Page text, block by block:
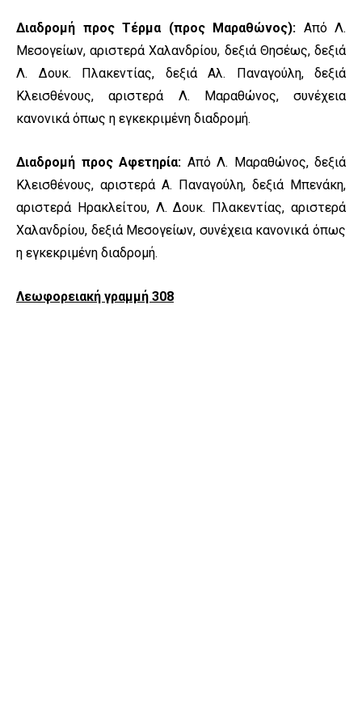
Διαδρομή προς Τέρμα (προς Μαραθώνος): Από Λ.
Μεσογείων, αριστερά Χαλανδρίου, δεξιά Θησέως, δεξιά
Λ. Δουκ. Πλακεντίας, δεξιά Αλ. Παναγούλη, δεξιά
Κλεισθένους, αριστερά Λ. Μαραθώνος, συνέχεια
κανονικά όπως η εγκεκριμένη διαδρομή.
Διαδρομή προς Αφετηρία: Από Λ. Μαραθώνος, δεξιά
Κλεισθένους, αριστερά Α. Παναγούλη, δεξιά Μπενάκη,
αριστερά Ηρακλείτου, Λ. Δουκ. Πλακεντίας, αριστερά
Χαλανδρίου, δεξιά Μεσογείων, συνέχεια κανονικά όπως
η εγκεκριμένη διαδρομή.
Λεωφορειακή γραμμή 308